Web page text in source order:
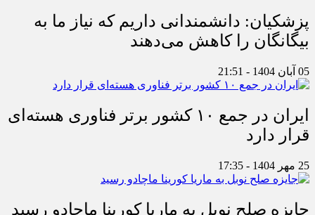
پزشکیان: دانشمندانی داریم که نیاز ما به
بیگانگان را کاهش می‌دهند
05 آبان 1404 - 21:51
ایران در جمع ۱۰ کشور برتر فناوری هسته‌ای
قرار دارد
25 مهر 1404 - 17:35
جایزه صلح نوبل به ماریا کورینا ماچادو رسید